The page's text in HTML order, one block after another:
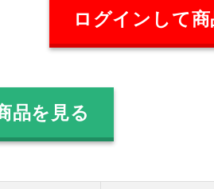
ログインして商
品を見る